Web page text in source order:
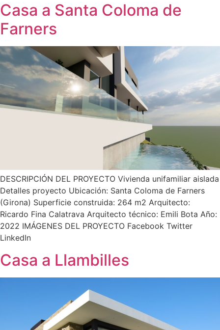
Casa a Santa Coloma de
Farners
DESCRIPCIÓN DEL PROYECTO Vivienda unifamiliar aislada
Detalles proyecto Ubicación: Santa Coloma de Farners
(Girona) Superficie construida: 264 m2 Arquitecto:
Ricardo Fina Calatrava Arquitecto técnico: Emili Bota Año:
2022 IMÁGENES DEL PROYECTO Facebook Twitter
LinkedIn
Casa a Llambilles